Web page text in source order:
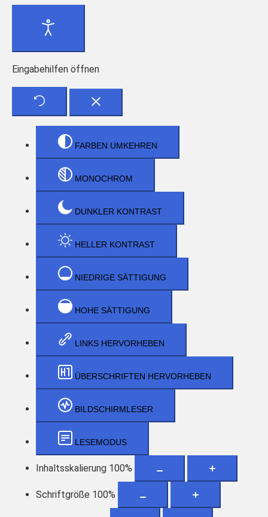
Eingabehilfen öffnen
FARBEN UMKEHREN
MONOCHROM
DUNKLER KONTRAST
HELLER KONTRAST
NIEDRIGE SÄTTIGUNG
HOHE SÄTTIGUNG
LINKS HERVORHEBEN
ÜBERSCHRIFTEN HERVORHEBEN
BILDSCHIRMLESER
LESEMODUS
Inhaltsskalierung 100%
Schriftgröße 100%